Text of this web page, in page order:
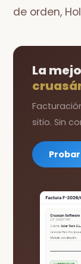
de orden,
La
sitio. Sin